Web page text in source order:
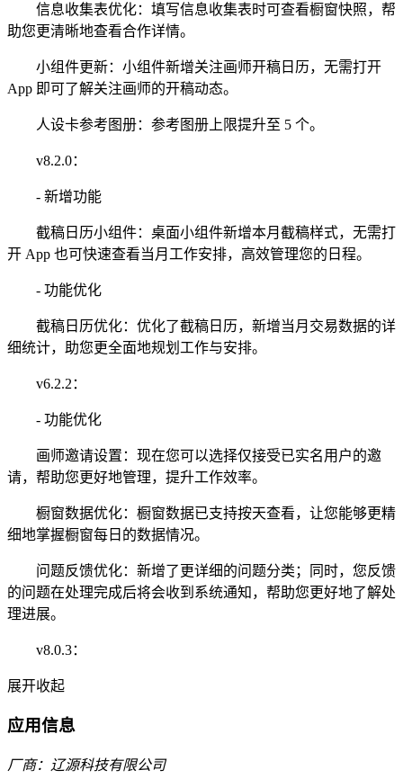
信息收集表优化：填写信息收集表时可查看橱窗快照，帮
助您更清晰地查看合作详情。
小组件更新：小组件新增关注画师开稿日历，无需打开
App 即可了解关注画师的开稿动态。
人设卡参考图册：参考图册上限提升至 5 个。
v8.2.0：
- 新增功能
截稿日历小组件：桌面小组件新增本月截稿样式，无需打
开 App 也可快速查看当月工作安排，高效管理您的日程。
- 功能优化
截稿日历优化：优化了截稿日历，新增当月交易数据的详
细统计，助您更全面地规划工作与安排。
v6.2.2：
- 功能优化
画师邀请设置：现在您可以选择仅接受已实名用户的邀
请，帮助您更好地管理，提升工作效率。
橱窗数据优化：橱窗数据已支持按天查看，让您能够更精
细地掌握橱窗每日的数据情况。
问题反馈优化：新增了更详细的问题分类；同时，您反馈
的问题在处理完成后将会收到系统通知，帮助您更好地了解处
理进展。
v8.0.3：
展开收起
应用信息
厂商：辽源科技有限公司